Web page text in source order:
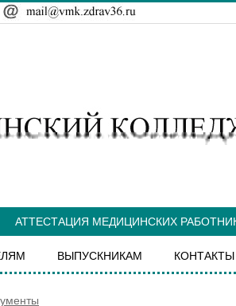
АТТЕСТАЦИЯ МЕДИЦИНСКИХ
ВЫПУСКНИКАМ КОНТАКТЫ